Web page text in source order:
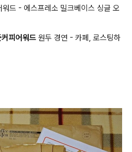
드 - 에스프레소 밀크베이스 싱글 오
피어워드 원두 경연 - 카페, 로스팅하